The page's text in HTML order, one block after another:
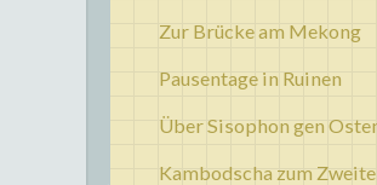
Zur Brücke am Mekong
Pausentage in Ruinen
Über Sisophon gen
Kambodscha zum